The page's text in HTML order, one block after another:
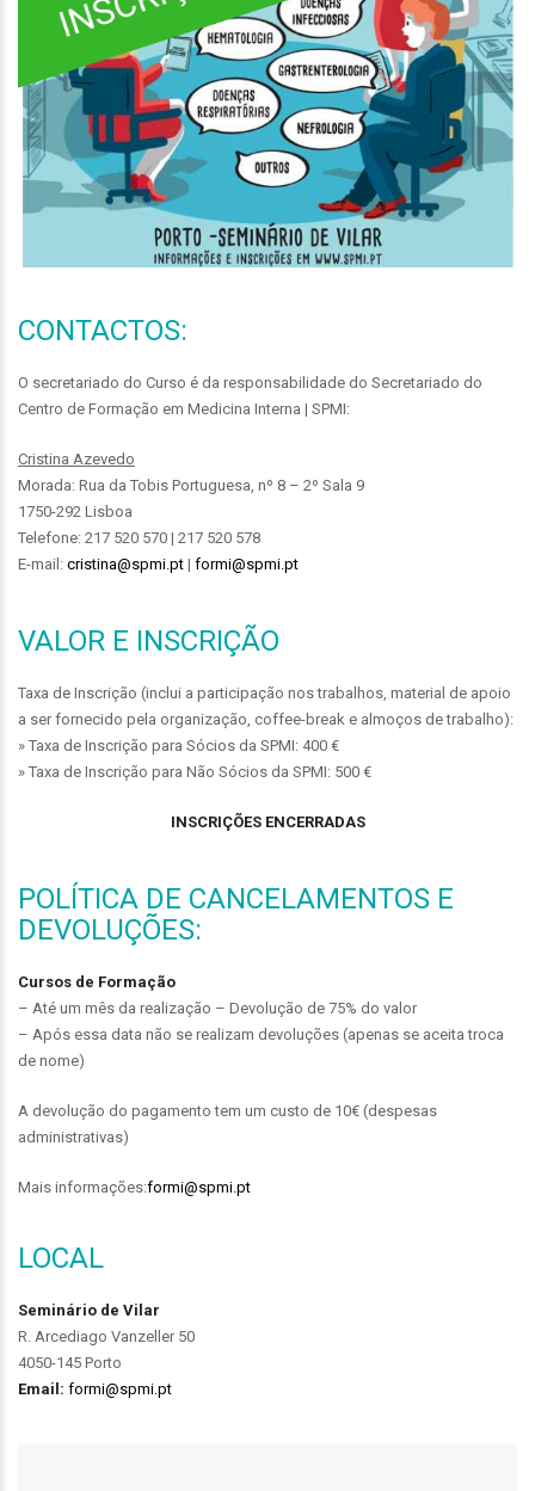
CONTACTOS:
O secretariado do Curso é da responsabilidade do Secretariado do
Centro de Formação em Medicina Interna | SPMI:
Cristina Azevedo
Morada: Rua da Tobis Portuguesa, nº 8 – 2º Sala 9
1750-292 Lisboa
Telefone: 217 520 570 | 217 520 578
E-mail: cristina@spmi.pt | formi@spmi.pt
VALOR E INSCRIÇÃO
Taxa de Inscrição (inclui a participação nos trabalhos, material de apoio
a ser fornecido pela organização, coffee-break e almoços de trabalho):
» Taxa de Inscrição para Sócios da SPMI: 400 €
» Taxa de Inscrição para Não Sócios da SPMI: 500 €
INSCRIÇÕES ENCERRADAS
POLÍTICA DE CANCELAMENTOS E
DEVOLUÇÕES:
Cursos de Formação
– Até um mês da realização – Devolução de 75% do valor
– Após essa data não se realizam devoluções (apenas se aceita troca
de nome)
A devolução do pagamento tem um custo de 10€ (despesas
administrativas)
Mais informações:formi@spmi.pt
LOCAL
Seminário de Vilar
R. Arcediago Vanzeller 50
4050-145 Porto
Email: formi@spmi.pt